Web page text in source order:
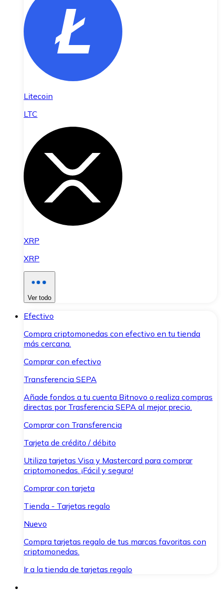
Litecoin
LTC
XRP
XRP
Ver todo
Efectivo
Compra criptomonedas con efectivo en tu tienda
más cercana.
Comprar con efectivo
Transferencia SEPA
Añade fondos a tu cuenta Bitnovo o realiza compras
directas por Trasferencia SEPA al mejor precio.
Comprar con Transferencia
Tarjeta de crédito / débito
Utiliza tarjetas Visa y Mastercard para comprar
criptomonedas. ¡Fácil y seguro!
Comprar con tarjeta
Tienda - Tarjetas regalo
Nuevo
Compra tarjetas regalo de tus marcas favoritas con
criptomonedas.
Ir a la tienda de tarjetas regalo